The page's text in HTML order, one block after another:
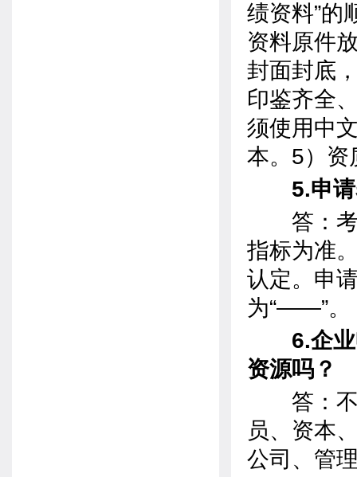
绩资料”的
资料原件
封面封底
印鉴齐全
须使用中
本。5）资
5.申请
答：考
指标为准
认定。申
为“——”。
6.企业申
资源吗？
答：不
员、资本
公司、管